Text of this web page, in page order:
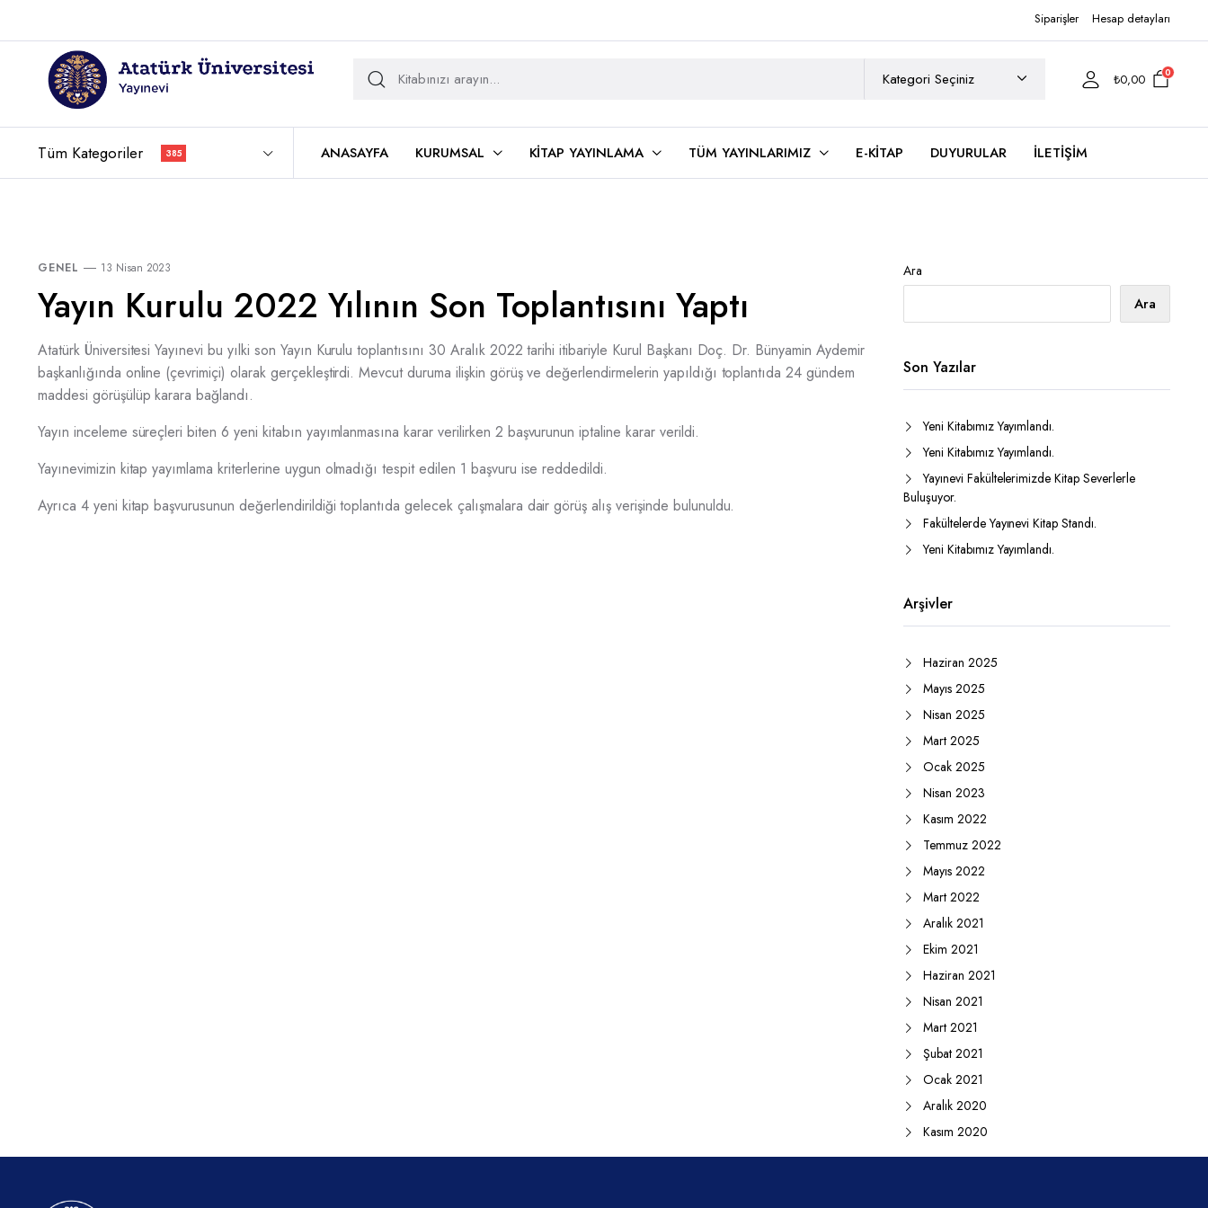
Siparişler Hesap detayları
₺0,00 0
Tüm Kategoriler 385 ANASAYFA KURUMSAL KITAP YAYINLAMA TÜM YAYINLARIMIZ E-KITAP DUYURULAR İLETIŞIM
GENEL 13 Nisan 2023
Yayın Kurulu 2022 Yılının Son Toplantısını Yaptı
Atatürk Üniversitesi Yayınevi bu yılki son Yayın Kurulu toplantısını 30 Aralık 2022 tarihi itibariyle Kurul Başkanı Doç. Dr. Bünyamin Aydemir
başkanlığında online (çevrimiçi) olarak gerçekleştirdi. Mevcut duruma ilişkin görüş ve değerlendirmelerin yapıldığı toplantıda 24 gündem
maddesi görüşülüp karara bağlandı.
Yayın inceleme süreçleri biten 6 yeni kitabın yayımlanmasına karar verilirken 2 başvurunun iptaline karar verildi.
Yayınevimizin kitap yayımlama kriterlerine uygun olmadığı tespit edilen 1 başvuru ise reddedildi.
Ayrıca 4 yeni kitap başvurusunun değerlendirildiği toplantıda gelecek çalışmalara dair görüş alış verişinde bulunuldu.
Ara
Ara
Son Yazılar
Yeni Kitabımız Yayımlandı.
Yeni Kitabımız Yayımlandı.
Yayınevi Fakültelerimizde Kitap Severlerle
Buluşuyor.
Fakültelerde Yayınevi Kitap Standı.
Yeni Kitabımız Yayımlandı.
Arşivler
Haziran 2025
Mayıs 2025
Nisan 2025
Mart 2025
Ocak 2025
Nisan 2023
Kasım 2022
Temmuz 2022
Mayıs 2022
Mart 2022
Aralık 2021
Ekim 2021
Haziran 2021
Nisan 2021
Mart 2021
Şubat 2021
Ocak 2021
Aralık 2020
Kasım 2020